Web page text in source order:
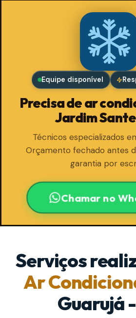
Equipe disponível
Precisa de ar
Jardim
Técnicos especializados
Orçamento fechado antes
garantia por
Chamar no
Serviços
Ar
Guarujá